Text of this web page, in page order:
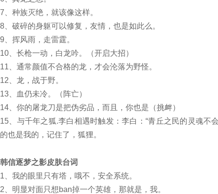
7、种族灭绝，就该像这样。
8、破碎的身躯可以修复，友情，也是如此么。
9、挥风雨，走雷霆。
10、长枪一动，白龙吟。（开启大招）
11、通常颜值不合格的龙，才会沦落为野怪。
12、龙，战于野。
13、血仍未冷。（阵亡）
14、你的屠龙刀是把伪劣品，而且，你也是（挑衅）
15、与千年之狐.李白相遇时触发：李白：“青丘之民的灵魂不
的也是我的，记住了，狐狸。
韩信逐梦之影皮肤台词
1、我的眼里只有塔，哦不，安全系统。
2、明显对面只想ban掉一个英雄，那就是，我。